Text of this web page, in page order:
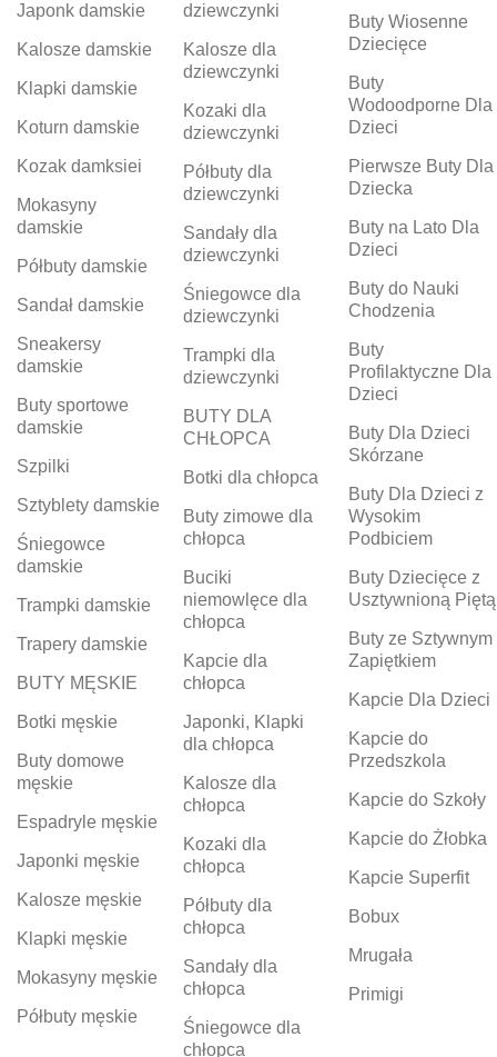
Japonk damskie
Kalosze damskie
Klapki damskie
Koturn damskie
Kozak damksiei
Mokasyny
damskie
Półbuty damskie
Sandał damskie
Sneakersy
damskie
Buty sportowe
damskie
Szpilki
Sztyblety damskie
Śniegowce
damskie
Trampki damskie
Trapery damskie
BUTY MĘSKIE
Botki męskie
Buty domowe
męskie
Espadryle męskie
Japonki męskie
Kalosze męskie
Klapki męskie
Mokasyny męskie
Półbuty męskie
dziewczynki
Kalosze dla
dziewczynki
Kozaki dla
dziewczynki
Półbuty dla
dziewczynki
Sandały dla
dziewczynki
Śniegowce dla
dziewczynki
Trampki dla
dziewczynki
BUTY DLA
CHŁOPCA
Botki dla chłopca
Buty zimowe dla
chłopca
Buciki
niemowlęce dla
chłopca
Kapcie dla
chłopca
Japonki, Klapki
dla chłopca
Kalosze dla
chłopca
Kozaki dla
chłopca
Półbuty dla
chłopca
Sandały dla
chłopca
Śniegowce dla
chłopca
Buty Wiosenne
Dziecięce
Buty
Wodoodporne Dla
Dzieci
Pierwsze Buty Dla
Dziecka
Buty na Lato Dla
Dzieci
Buty do Nauki
Chodzenia
Buty
Profilaktyczne Dla
Dzieci
Buty Dla Dzieci
Skórzane
Buty Dla Dzieci z
Wysokim
Podbiciem
Buty Dziecięce z
Usztywnioną Piętą
Buty ze Sztywnym
Zapiętkiem
Kapcie Dla Dzieci
Kapcie do
Przedszkola
Kapcie do Szkoły
Kapcie do Żłobka
Kapcie Superfit
Bobux
Mrugała
Primigi